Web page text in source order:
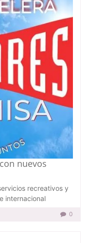
nuevos
recreativos y
internacional
0